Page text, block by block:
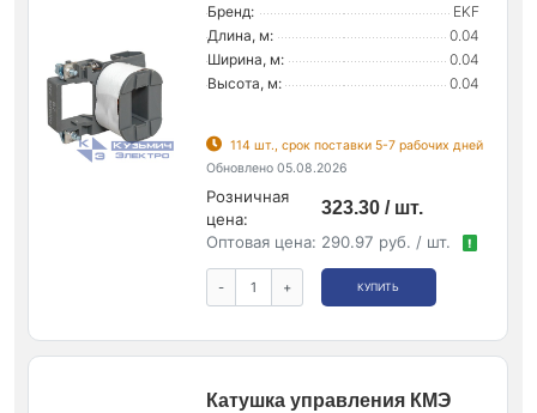
Бренд:
EKF
Длина, м:
0.04
Ширина, м:
0.04
Высота, м:
0.04
114 шт., срок поставки 5-7 рабочих дней
Обновлено 05.08.2026
Розничная
цена:
323.30 / шт.
Оптовая цена: 290.97 руб. / шт. !
- + КУПИТЬ
Катушка управления КМЭ